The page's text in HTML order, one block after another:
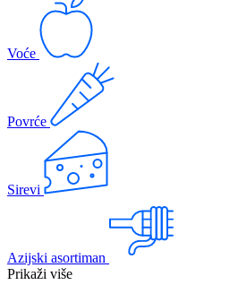
Voće
Povrće
Sirevi
Azijski asortiman
Prikaži više